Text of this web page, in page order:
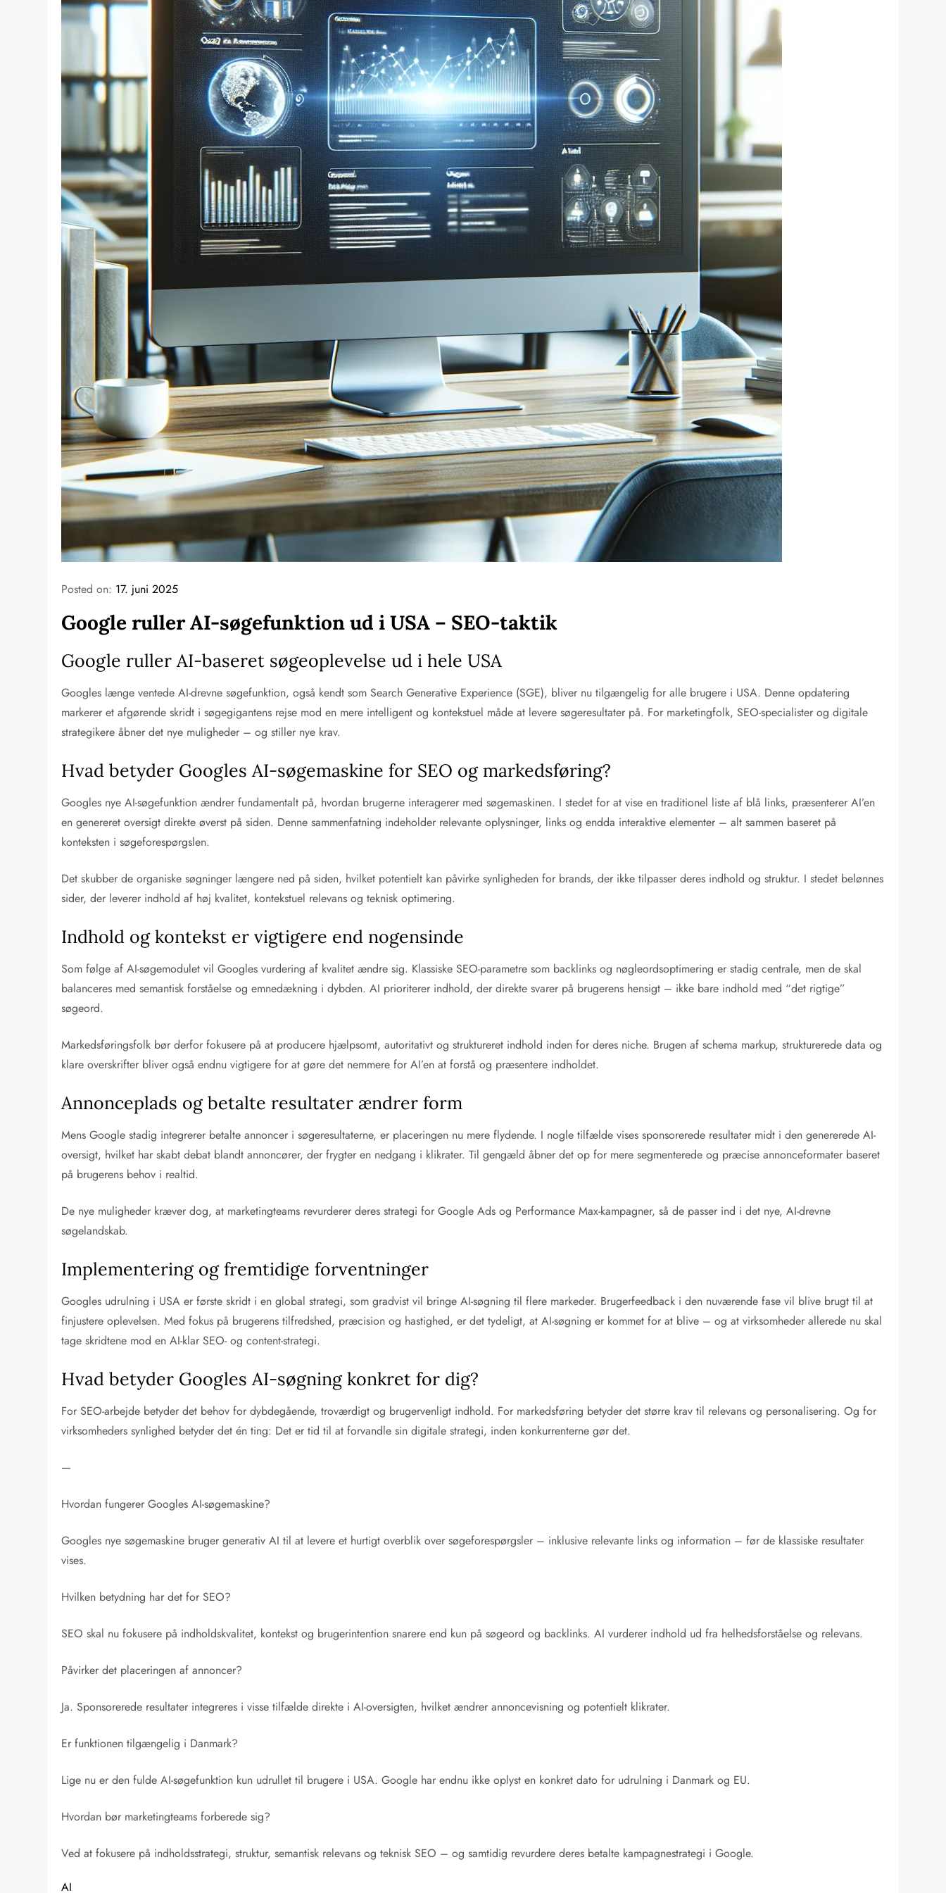
Posted on: 17. juni 2025
Google ruller AI-søgefunktion ud i USA – SEO-taktik
Google ruller AI-baseret søgeoplevelse ud i hele USA
Googles længe ventede AI-drevne søgefunktion, også kendt som Search Generative Experience (SGE), bliver nu tilgængelig for alle brugere i USA. Denne opdatering
markerer et afgørende skridt i søgegigantens rejse mod en mere intelligent og kontekstuel måde at levere søgeresultater på. For marketingfolk, SEO-specialister og digitale
strategikere åbner det nye muligheder – og stiller nye krav.
Hvad betyder Googles AI-søgemaskine for SEO og markedsføring?
Googles nye AI-søgefunktion ændrer fundamentalt på, hvordan brugerne interagerer med søgemaskinen. I stedet for at vise en traditionel liste af blå links, præsenterer AI’en
en genereret oversigt direkte øverst på siden. Denne sammenfatning indeholder relevante oplysninger, links og endda interaktive elementer – alt sammen baseret på
konteksten i søgeforespørgslen.
Det skubber de organiske søgninger længere ned på siden, hvilket potentielt kan påvirke synligheden for brands, der ikke tilpasser deres indhold og struktur. I stedet belønnes
sider, der leverer indhold af høj kvalitet, kontekstuel relevans og teknisk optimering.
Indhold og kontekst er vigtigere end nogensinde
Som følge af AI-søgemodulet vil Googles vurdering af kvalitet ændre sig. Klassiske SEO-parametre som backlinks og nøgleordsoptimering er stadig centrale, men de skal
balanceres med semantisk forståelse og emnedækning i dybden. AI prioriterer indhold, der direkte svarer på brugerens hensigt – ikke bare indhold med “det rigtige”
søgeord.
Markedsføringsfolk bør derfor fokusere på at producere hjælpsomt, autoritativt og struktureret indhold inden for deres niche. Brugen af schema markup, strukturerede data og
klare overskrifter bliver også endnu vigtigere for at gøre det nemmere for AI’en at forstå og præsentere indholdet.
Annonceplads og betalte resultater ændrer form
Mens Google stadig integrerer betalte annoncer i søgeresultaterne, er placeringen nu mere flydende. I nogle tilfælde vises sponsorerede resultater midt i den genererede AI-
oversigt, hvilket har skabt debat blandt annoncører, der frygter en nedgang i klikrater. Til gengæld åbner det op for mere segmenterede og præcise annonceformater baseret
på brugerens behov i realtid.
De nye muligheder kræver dog, at marketingteams revurderer deres strategi for Google Ads og Performance Max-kampagner, så de passer ind i det nye, AI-drevne
søgelandskab.
Implementering og fremtidige forventninger
Googles udrulning i USA er første skridt i en global strategi, som gradvist vil bringe AI-søgning til flere markeder. Brugerfeedback i den nuværende fase vil blive brugt til at
finjustere oplevelsen. Med fokus på brugerens tilfredshed, præcision og hastighed, er det tydeligt, at AI-søgning er kommet for at blive – og at virksomheder allerede nu skal
tage skridtene mod en AI-klar SEO- og content-strategi.
Hvad betyder Googles AI-søgning konkret for dig?
For SEO-arbejde betyder det behov for dybdegående, troværdigt og brugervenligt indhold. For markedsføring betyder det større krav til relevans og personalisering. Og for
virksomheders synlighed betyder det én ting: Det er tid til at forvandle sin digitale strategi, inden konkurrenterne gør det.
—
Hvordan fungerer Googles AI-søgemaskine?
Googles nye søgemaskine bruger generativ AI til at levere et hurtigt overblik over søgeforespørgsler – inklusive relevante links og information – før de klassiske resultater
vises.
Hvilken betydning har det for SEO?
SEO skal nu fokusere på indholdskvalitet, kontekst og brugerintention snarere end kun på søgeord og backlinks. AI vurderer indhold ud fra helhedsforståelse og relevans.
Påvirker det placeringen af annoncer?
Ja. Sponsorerede resultater integreres i visse tilfælde direkte i AI-oversigten, hvilket ændrer annoncevisning og potentielt klikrater.
Er funktionen tilgængelig i Danmark?
Lige nu er den fulde AI-søgefunktion kun udrullet til brugere i USA. Google har endnu ikke oplyst en konkret dato for udrulning i Danmark og EU.
Hvordan bør marketingteams forberede sig?
Ved at fokusere på indholdsstrategi, struktur, semantisk relevans og teknisk SEO – og samtidig revurdere deres betalte kampagnestrategi i Google.
AI